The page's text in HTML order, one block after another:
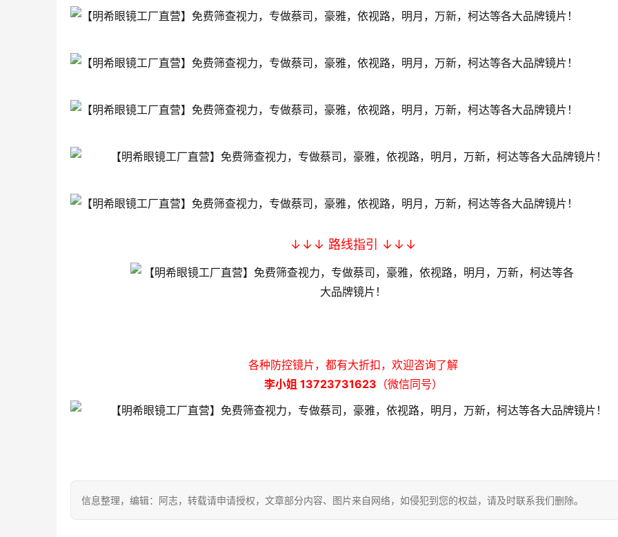
↓↓↓ 路线指引 ↓↓↓
各种防控镜片，都有大折扣，欢迎咨询了解
李小姐 13723731623 （微信同号）
信息整理，编辑：阿志，转载请申请授权，文章部分内容、图片来自网络，如侵犯到您的权益，请及时联系我们删除。